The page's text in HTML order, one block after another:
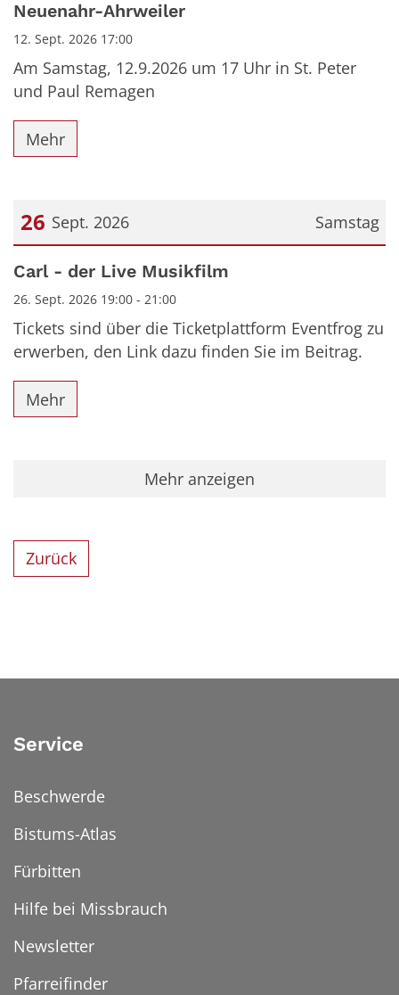
Neuenahr-Ahrweiler
12. Sept. 2026 17:00
Am Samstag, 12.9.2026 um 17 Uhr in St. Peter
und Paul Remagen
Mehr
Samstag
26 Sept. 2026
Datum: 26. September 2026
Carl - der Live Musikfilm
26. Sept. 2026 19:00 - 21:00
Tickets sind über die Ticketplattform Eventfrog zu
erwerben, den Link dazu finden Sie im Beitrag.
Mehr
Mehr anzeigen
Zurück
Service
Beschwerde
Bistums-Atlas
Fürbitten
Hilfe bei Missbrauch
Newsletter
Pfarreifinder